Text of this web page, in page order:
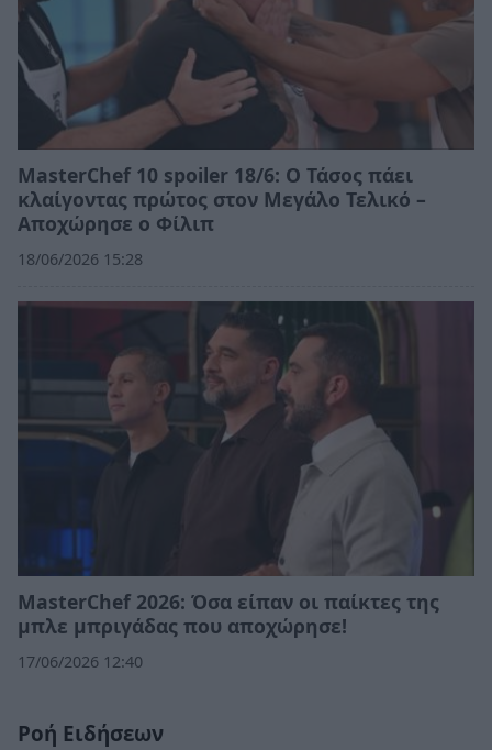
MasterChef 10 spoiler 18/6: Ο Τάσος πάει
κλαίγοντας πρώτος στον Μεγάλο Τελικό –
Αποχώρησε ο Φίλιπ
18/06/2026 15:28
MasterChef 2026: Όσα είπαν οι παίκτες της
μπλε μπριγάδας που αποχώρησε!
17/06/2026 12:40
Ροή Ειδήσεων